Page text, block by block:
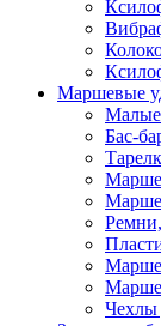
Маршевые
Малые
Бас-
Чехлы